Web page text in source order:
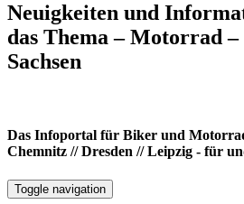
Neuigkeiten und
das Thema – Motorrad –
Sachsen
Das Infoportal für Biker und
Chemnitz // Dresden // Leipzig - für
Toggle navigation